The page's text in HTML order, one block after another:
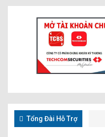
Tổng Đài Hỗ Trợ